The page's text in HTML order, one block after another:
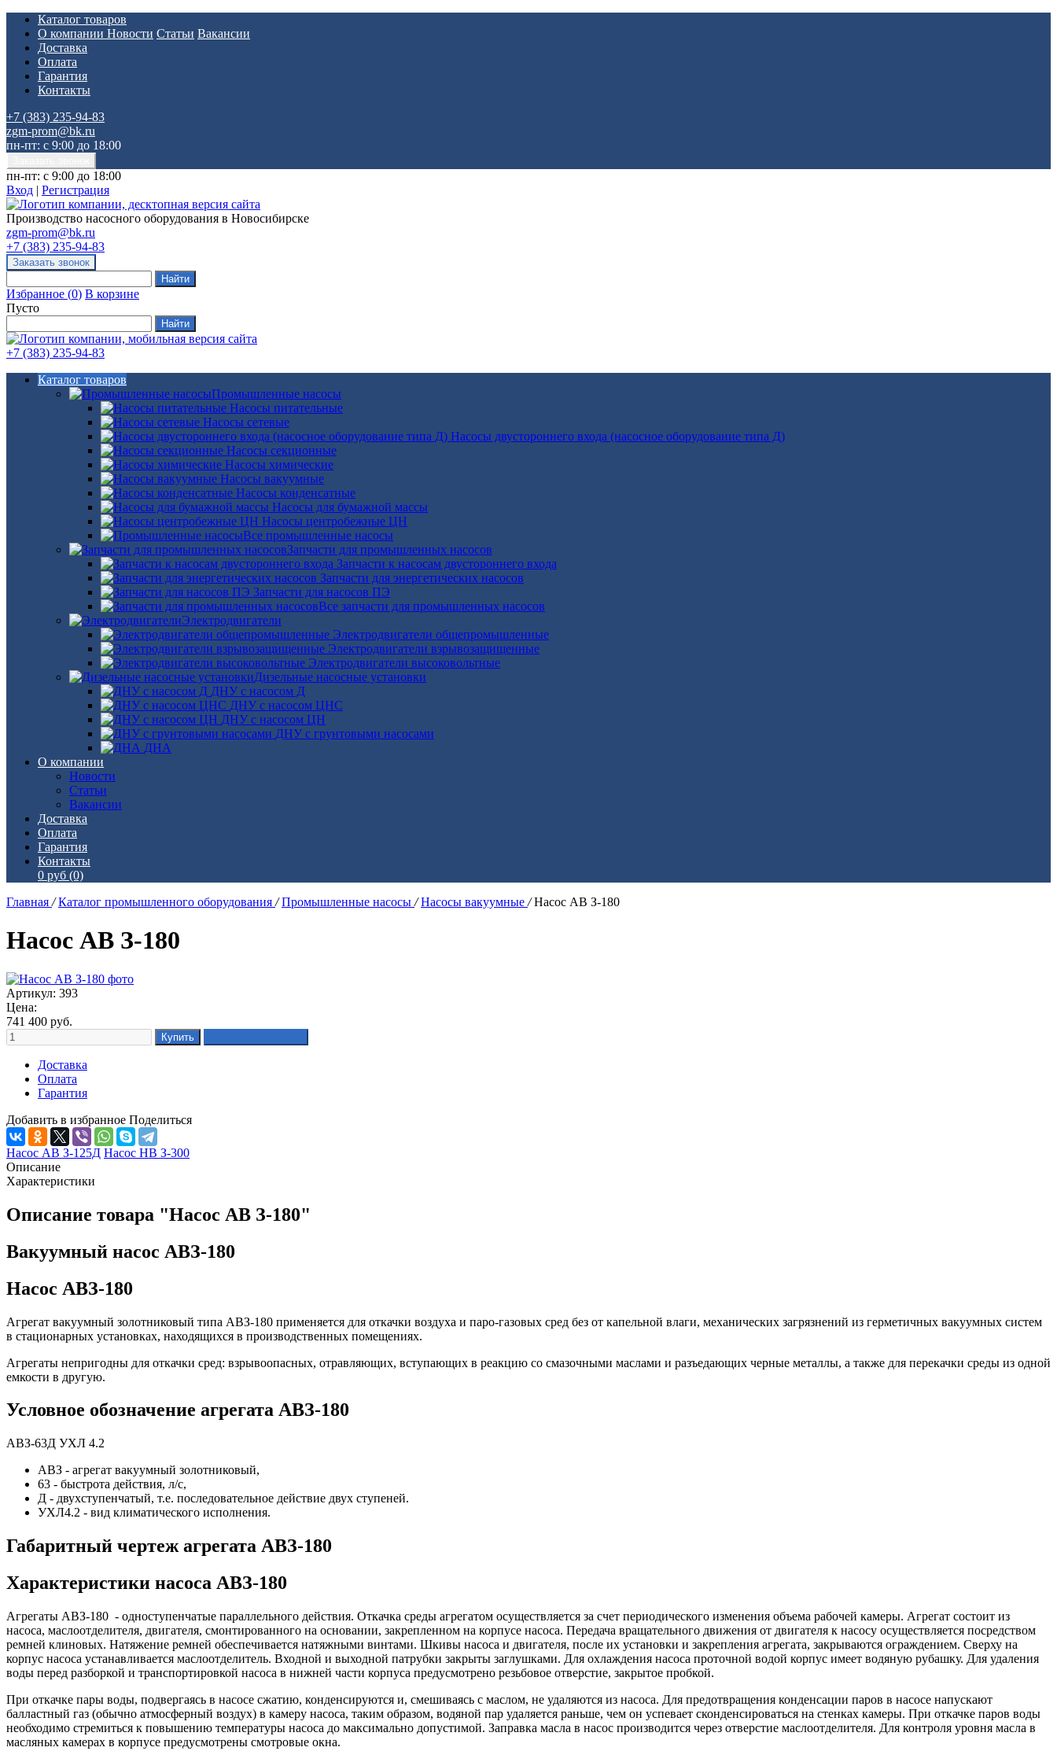
Каталог товаров
О компании Новости Статьи Вакансии
Доставка
Оплата
Гарантия
Контакты
+7 (383) 235-94-83
zgm-prom@bk.ru
пн-пт: с 9:00 до 18:00
пн-пт: с 9:00 до 18:00
Вход | Регистрация
Производство насосного оборудования в Новосибирске
zgm-prom@bk.ru
+7 (383) 235-94-83
Избранное (0) В корзине
Пусто
+7 (383) 235-94-83
Каталог товаров
Промышленные насосы
Насосы питательные
Насосы сетевые
Насосы двустороннего входа (насосное оборудование типа Д)
Насосы секционные
Насосы химические
Насосы вакуумные
Насосы конденсатные
Насосы для бумажной массы
Насосы центробежные ЦН
Все промышленные насосы
Запчасти для промышленных насосов
Запчасти к насосам двустороннего входа
Запчасти для энергетических насосов
Запчасти для насосов ПЭ
Все запчасти для промышленных насосов
Электродвигатели
Электродвигатели общепромышленные
Электродвигатели взрывозащищенные
Электродвигатели высоковольтные
Дизельные насосные установки
ДНУ с насосом Д
ДНУ с насосом ЦНС
ДНУ с насосом ЦН
ДНУ с грунтовыми насосами
ДНА
О компании
Новости
Статьи
Вакансии
Доставка
Оплата
Гарантия
Контакты
0 руб (0)
Главная / Каталог промышленного оборудования / Промышленные насосы / Насосы вакуумные / Насос АВ З-180
Насос АВ З-180
Артикул: 393
Цена:
741 400 руб.
Доставка
Оплата
Гарантия
Добавить в избранное Поделиться
Насос АВ З-125Д Насос НВ З-300
Описание
Характеристики
Описание товара "Насос АВ З-180"
Вакуумный насос АВЗ-180
Насос АВЗ-180
Агрегат вакуумный золотниковый типа АВЗ-180 применяется для откачки воздуха и паро-газовых сред без от капельной влаги, механических загрязнений из герметичных вакуумных систем
в стационарных установках, находящихся в производственных помещениях.
Агрегаты непригодны для откачки сред: взрывоопасных, отравляющих, вступающих в реакцию со смазочными маслами и разъедающих черные металлы, а также для перекачки среды из одной
емкости в другую.
Условное обозначение агрегата АВЗ-180
АВЗ-63Д УХЛ 4.2
АВЗ - агрегат вакуумный золотниковый,
63 - быстрота действия, л/с,
Д - двухступенчатый, т.е. последовательное действие двух ступеней.
УХЛ4.2 - вид климатического исполнения.
Габаритный чертеж агрегата АВЗ-180
Характеристики насоса АВЗ-180
Агрегаты АВЗ-180 - одноступенчатые параллельного действия. Откачка среды агрегатом осуществляется за счет периодического изменения объема рабочей камеры. Агрегат состоит из
насоса, маслоотделителя, двигателя, смонтированного на основании, закрепленном на корпусе насоса. Передача вращательного движения от двигателя к насосу осуществляется посредством
ремней клиновых. Натяжение ремней обеспечивается натяжными винтами. Шкивы насоса и двигателя, после их установки и закрепления агрегата, закрываются ограждением. Сверху на
корпус насоса устанавливается маслоотделитель. Входной и выходной патрубки закрыты заглушками. Для охлаждения насоса проточной водой корпус имеет водяную рубашку. Для удаления
воды перед разборкой и транспортировкой насоса в нижней части корпуса предусмотрено резьбовое отверстие, закрытое пробкой.
При откачке пары воды, подвергаясь в насосе сжатию, конденсируются и, смешиваясь с маслом, не удаляются из насоса. Для предотвращения конденсации паров в насосе напускают
балластный газ (обычно атмосферный воздух) в камеру насоса, таким образом, водяной пар удаляется раньше, чем он успевает сконденсироваться на стенках камеры. При откачке паров воды
необходимо стремиться к повышению температуры насоса до максимально допустимой. Заправка масла в насос производится через отверстие маслоотделителя. Для контроля уровня масла в
масляных камерах в корпусе предусмотрены смотровые окна.